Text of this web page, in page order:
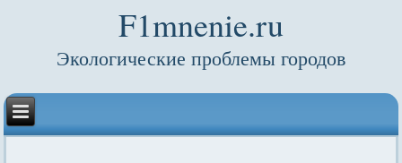
F1mnenie.ru
Экологические проблемы городов